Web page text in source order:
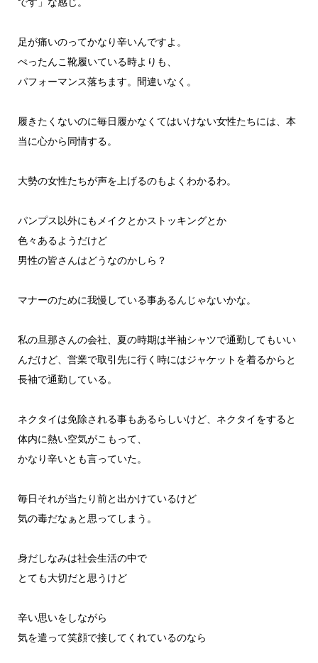
足が痛いのってかなり辛いんですよ。
ぺったんこ靴履いている時よりも、
パフォーマンス落ちます。間違いなく。
履きたくないのに毎日履かなくてはいけない女性たちには、本
当に心から同情する。
大勢の女性たちが声を上げるのもよくわかるわ。
パンプス以外にもメイクとかストッキングとか
色々あるようだけど
男性の皆さんはどうなのかしら？
マナーのために我慢している事あるんじゃないかな。
私の旦那さんの会社、夏の時期は半袖シャツで通勤してもいい
んだけど、営業で取引先に行く時にはジャケットを着るからと
長袖で通勤している。
ネクタイは免除される事もあるらしいけど、ネクタイをすると
体内に熱い空気がこもって、
かなり辛いとも言っていた。
毎日それが当たり前と出かけているけど
気の毒だなぁと思ってしまう。
身だしなみは社会生活の中で
とても大切だと思うけど
辛い思いをしながら
気を遣って笑顔で接してくれているのなら